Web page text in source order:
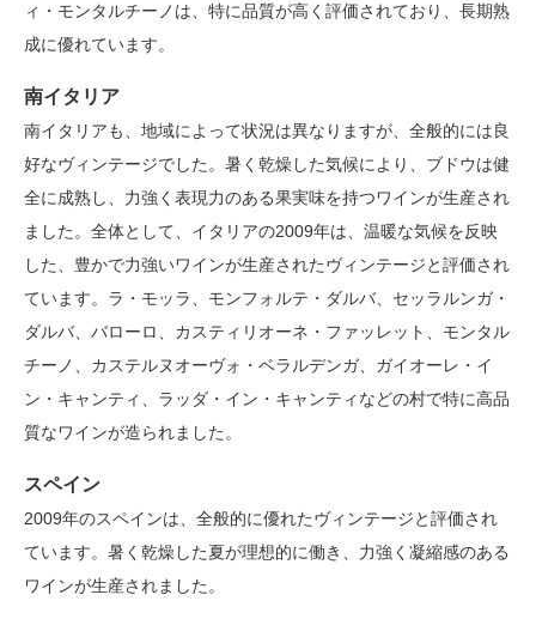
ィ・モンタルチーノは、特に品質が高く評価されており、長期熟
成に優れています。
南イタリア
南イタリアも、地域によって状況は異なりますが、全般的には良
好なヴィンテージでした。暑く乾燥した気候により、ブドウは健
全に成熟し、力強く表現力のある果実味を持つワインが生産され
ました。全体として、イタリアの2009年は、温暖な気候を反映
した、豊かで力強いワインが生産されたヴィンテージと評価され
ています。ラ・モッラ、モンフォルテ・ダルバ、セッラルンガ・
ダルバ、バローロ、カスティリオーネ・ファッレット、モンタル
チーノ、カステルヌオーヴォ・ベラルデンガ、ガイオーレ・イ
ン・キャンティ、ラッダ・イン・キャンティなどの村で特に高品
質なワインが造られました。
スペイン
2009年のスペインは、全般的に優れたヴィンテージと評価され
ています。暑く乾燥した夏が理想的に働き、力強く凝縮感のある
ワインが生産されました。